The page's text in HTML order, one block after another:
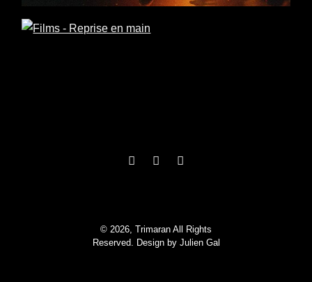
Drame/Road Movie
Rabourdin, Solène Rigot, Pierre Lottin
© 2026, Trimaran All Rights
Reserved. Design byJulien Gal